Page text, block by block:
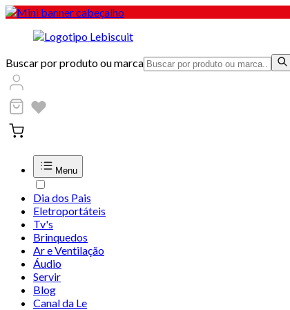
Buscar por produto ou marca
Menu
Dia dos Pais
Eletroportáteis
Tv's
Brinquedos
Ar e Ventilação
Áudio
Servir
Blog
Canal da Le